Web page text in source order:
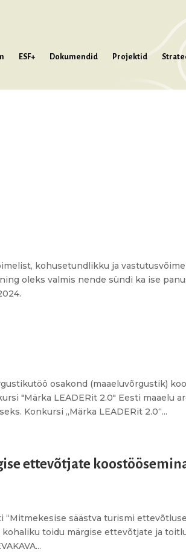
ESF+ Dokumendid Projektid
kohusetundlikku ja
oleks valmis nende sündi ka ise
osakond (maaeluvõrgustik)
"Märka LEADERit 2.0" Eesti maaelu
Konkursi „Märka LEADERit 2.0“...
ettevõtjate
säästva turismi
kohaliku toidu märgise ettevõtjate ja